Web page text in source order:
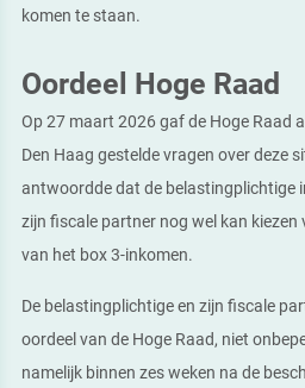
komen te staan.
Oordeel Hoge Raad
Op 27 maart 2026 gaf de Hoge Raad
Den Haag gestelde vragen over deze
antwoordde dat de belastingplichtige
zijn fiscale partner nog wel kan kiezen
van het box 3-inkomen.
De belastingplichtige en zijn fiscale
oordeel van de Hoge Raad, niet
namelijk binnen zes weken na de